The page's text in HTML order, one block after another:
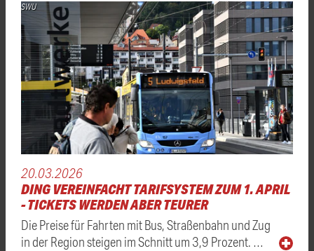
SWU
20.03.2026
DING VEREINFACHT TARIFSYSTEM ZUM 1. APRIL
- TICKETS WERDEN ABER TEURER
Die Preise für Fahrten mit Bus, Straßenbahn und Zug
in der Region steigen im Schnitt um 3,9 Prozent. …